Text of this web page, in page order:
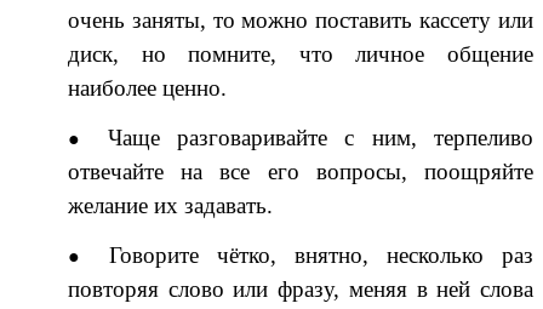
очень заняты, то можно поставить кассету или
диск, но помните, что личное общение
наиболее ценно.
Чаще разговаривайте с ним, терпеливо
отвечайте на все его вопросы, поощряйте
желание их задавать.
Говорите чётко, внятно, несколько раз
повторяя слово или фразу, меняя в ней слова